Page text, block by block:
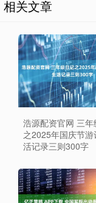
相关文章
浩源配资官网 三
之2025年国庆节游
活记录三则300字